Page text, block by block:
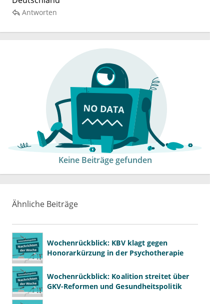
Antworten
Keine Beiträge gefunden
Ähnliche Beiträge
Wochenrückblick: KBV klagt gegen
Honorarkürzung in der Psychotherapie
Wochenrückblick: Koalition streitet über
GKV-Reformen und Gesundheitspolitik